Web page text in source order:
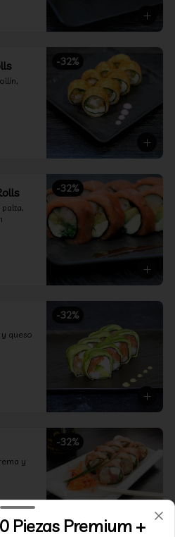
-32%
-32%
-32%
queso
-32%
y
Piezas Premium +